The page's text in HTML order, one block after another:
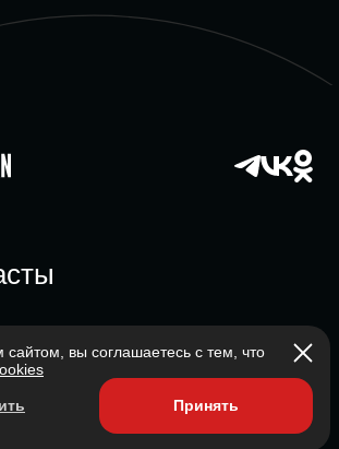
с 2023
вы соглашаетесь с тем, что
Принять